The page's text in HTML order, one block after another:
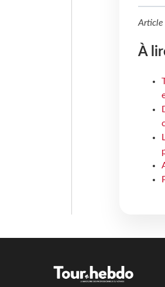
Article
À